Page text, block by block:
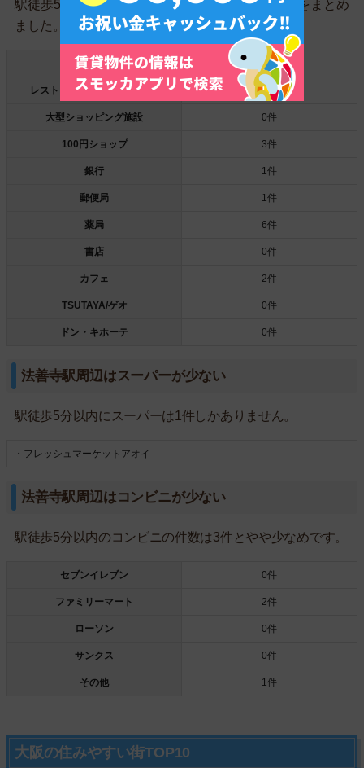
駅徒歩5分以内の一人暮らしに便利なお店の件数をまとめ
ました。
スーパー 1件
レストラン/ファストフード店 0件
大型ショッピング施設 0件
100円ショップ 3件
銀行 1件
郵便局 1件
薬局 6件
書店 0件
カフェ 2件
TSUTAYA/ゲオ 0件
ドン・キホーテ 0件
法善寺駅周辺はスーパーが少ない
駅徒歩5分以内にスーパーは1件しかありません。
・フレッシュマーケットアオイ
法善寺駅周辺はコンビニが少ない
駅徒歩5分以内のコンビニの件数は3件とやや少なめです。
セブンイレブン 0件
ファミリーマート 2件
ローソン 0件
サンクス 0件
その他 1件
大阪の住みやすい街TOP10